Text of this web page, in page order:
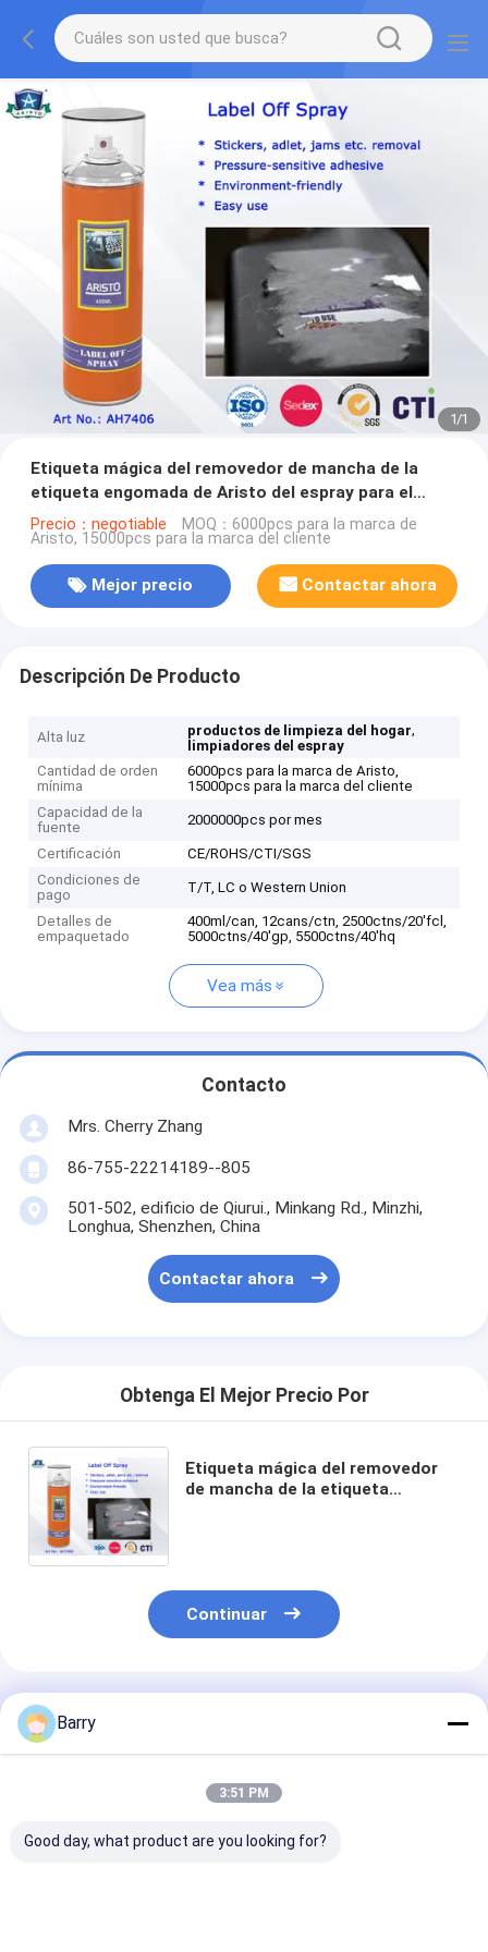
1/1
Etiqueta mágica del removedor de mancha de la
etiqueta engomada de Aristo del espray para el
removedor 400ml de la grasa de la etiqueta
engomada
Precio：negotiable MOQ：6000pcs para la marca de
Aristo, 15000pcs para la marca del cliente
Mejor precio Contactar ahora
Descripción De Producto
Alta luz productos de limpieza del hogar,
limpiadores del espray
Cantidad de orden
mínima
6000pcs para la marca de Aristo,
15000pcs para la marca del cliente
Capacidad de la
fuente
2000000pcs por mes
Certificación
CE/ROHS/CTI/SGS
Condiciones de
pago
T/T, LC o Western Union
Detalles de
empaquetado
400ml/can, 12cans/ctn, 2500ctns/20'fcl,
5000ctns/40'gp, 5500ctns/40'hq
Vea más
Contacto
Mrs. Cherry Zhang
86-755-22214189--805
501-502, edificio de Qiurui., Minkang Rd., Minzhi,
Longhua, Shenzhen, China
Contactar ahora
Obtenga El Mejor Precio Por
Etiqueta mágica del removedor
de mancha de la etiqueta
Continuar
Productos Recomendados
Barry
3:51 PM
Good day, what product are you looking for?